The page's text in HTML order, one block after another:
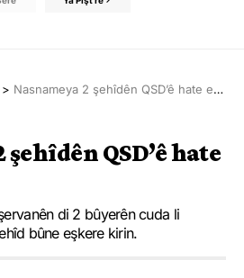
> Nasnameya 2 şehîdên QSD’ê hate eşkerekirin
QSD’ê hate
di 2 bûyerên cuda li
bûne eşkere kirin.